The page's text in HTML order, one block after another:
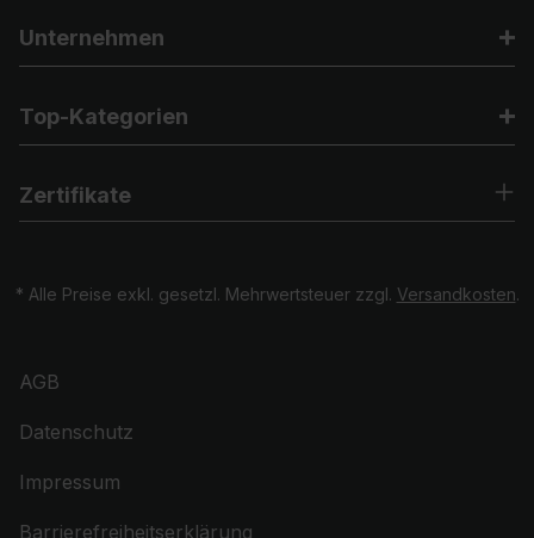
Unternehmen
Top-Kategorien
Zertifikate
* Alle Preise exkl. gesetzl. Mehrwertsteuer zzgl. Versandkosten.
AGB
Datenschutz
Impressum
Barrierefreiheitserklärung